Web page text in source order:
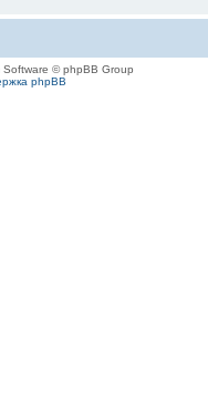
Software © phpBB Group
phpBB